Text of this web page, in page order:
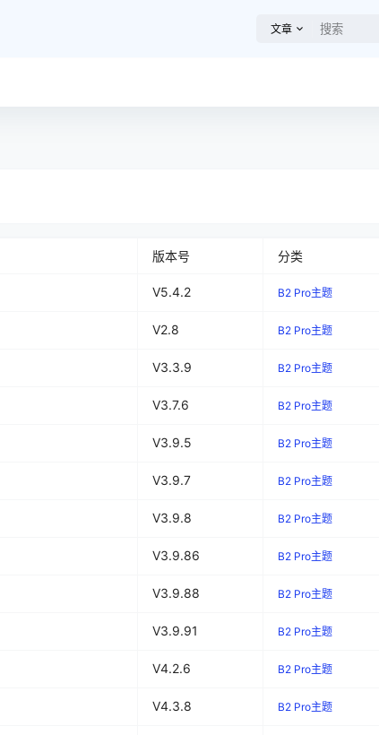
文章
版本号 分类
V5.4.2 B2 Pro主题
V2.8 B2 Pro主题
V3.3.9 B2 Pro主题
V3.7.6 B2 Pro主题
V3.9.5 B2 Pro主题
V3.9.7 B2 Pro主题
V3.9.8 B2 Pro主题
V3.9.86 B2 Pro主题
V3.9.88 B2 Pro主题
V3.9.91 B2 Pro主题
V4.2.6 B2 Pro主题
V4.3.8 B2 Pro主题